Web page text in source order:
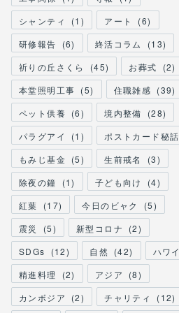
シャンティ
(1 ) アート (6)
研修報告
(6) 終活コラム (13)
祈りの丘さくら
(45) お葬式 (2)
本堂照明工事 (5) 住職雑感 (39)
ペット供養 (6) 境内整備 (28)
パラグアイ
(1 ) ポストカード秘話
もみじ基金 (5) 生前戒名 (3)
除夜の鐘
(1) 子ども向け (4)
紅葉
(17) 今日のビャク (5)
震災
(5) 新型コロナ (2)
SDGs
(12) 自然 (42) ハワイ
精進料理
(2) アジア (8)
カンボジア
(2) チャリティ (12)